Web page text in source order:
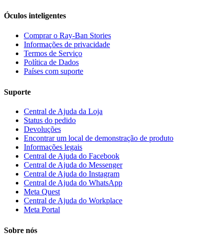
Óculos inteligentes
Comprar o Ray-Ban Stories
Informações de privacidade
Termos de Serviço
Política de Dados
Países com suporte
Suporte
Central de Ajuda da Loja
Status do pedido
Devoluções
Encontrar um local de demonstração de produto
Informações legais
Central de Ajuda do Facebook
Central de Ajuda do Messenger
Central de Ajuda do Instagram
Central de Ajuda do WhatsApp
Meta Quest
Central de Ajuda do Workplace
Meta Portal
Sobre nós